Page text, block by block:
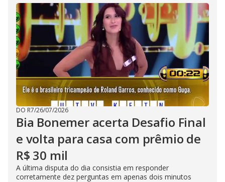
DO R7/26/07/2026
Bia Bonemer acerta Desafio Final
e volta para casa com prêmio de
R$ 30 mil
A última disputa do dia consistia em responder
corretamente dez perguntas em apenas dois minutos